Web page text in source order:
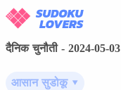
दैनिक चुनौती - 2024-05-03
आसान सुडोकू ▾